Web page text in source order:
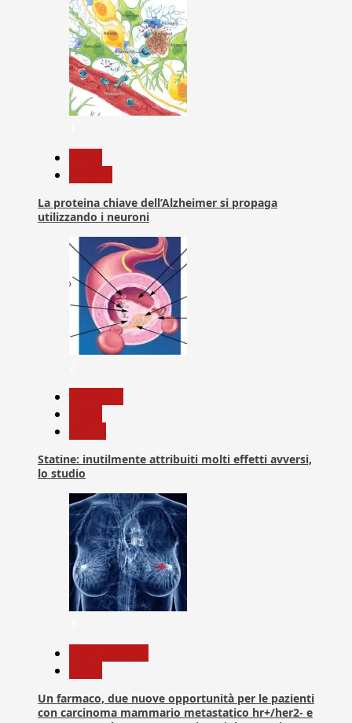
La proteina chiave dell’Alzheimer si propaga
utilizzando i neuroni
Statine: inutilmente attribuiti molti effetti avversi,
lo studio
Un farmaco, due nuove opportunità per le pazienti
con carcinoma mammario metastatico hr+/her2- e